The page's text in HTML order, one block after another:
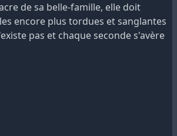
de sa belle-famille, elle doit
encore plus tordues et sanglantes
pas et chaque seconde s'avère